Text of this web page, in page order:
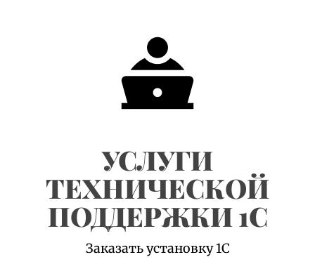
УСЛУГИ
ТЕХНИЧЕСКОЙ
ПОДДЕРЖКИ 1С
Заказать установку 1С